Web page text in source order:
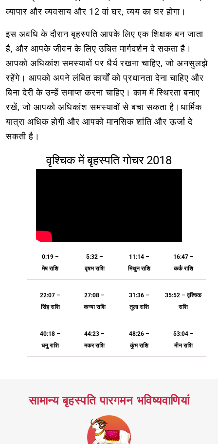
व्यापार और व्यवसाय और 12 वां घर, व्यय का घर होगा।
इस अवधि के दौरान बृहस्पति आपके लिए एक शिक्षक बन जाता
है, और आपके जीवन के लिए उचित मार्गदर्शन दे सकता है।
आपको अधिकांश समस्यावों पर धैर्य रखना चाहिए, जो अनसुलझे
रहेंगे। आपको अपने लंबित कार्यों को प्रधानता देना चाहिए और
बिना देरी के उन्हें समाप्त करना चाहिए। काम में स्थिरता बनाए
रखें, जो आपको अधिकांश समस्यावों से बचा सकता है।धार्मिक
यात्रा अधिक होगी और आपको मानसिक शांति और ऊर्जा दे
सकती है।
वृश्चिक में बृहस्पति गोचर 2018
0:19 –
मेष राशि
5:32 –
वृषभ राशि
11:14 –
मिथुन राशि
16:47 –
कर्क राशि
22:07 –
सिंह राशि
27:08 –
कन्या राशि
31:36 –
तुला राशि
35:52 – वृश्चिक
राशि
40:18 –
धनु राशि
44:23 –
मकर राशि
48:26 –
कुंभ राशि
53:04 –
मीन राशि
सामान्य बृहस्पति पारगमन भविष्यवाणियां